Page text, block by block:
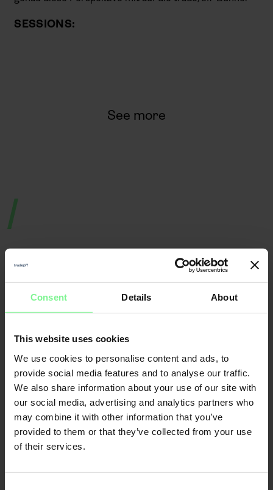
Consent Details About
This website uses cookies
We use cookies to personalise content and ads, to
provide social media features and to analyse our traffic.
We also share information about your use of our site with
our social media, advertising and analytics partners who
may combine it with other information that you’ve
provided to them or that they’ve collected from your use
of their services.
SESSIONS:
See more
Büttner
Founder & CEO
Merantix
Momentum, Digital
Leader World
Economic Forum
L'Orange
Partner Deloitte
& Data | ex gen
founder, VC
CFO